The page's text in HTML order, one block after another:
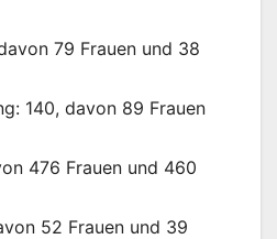
79 Frauen und 38
140, davon 89 Frauen
476 Frauen und 460
52 Frauen und 39